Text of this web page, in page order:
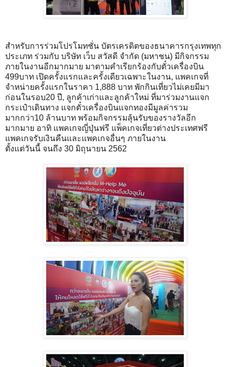
สำหรับการร่วมโปรโมทชั่น บัตรเครดิตของธนาคารกรุงเทพทุก
ประเภท ร่วมกับ บริษัท เว็บ สวัสดี จำกัด (มหาชน) มีกิจกรรม
ภายในงานอีกมากมาย มาตามคำเรียกร้องกับตั๋วเครื่องบิน
499บาท เปิดครั้งแรกและครั้งเดียวเฉพาะในงาน, แพคเกจที่
จำหน่ายครั้งแรกในราคา 1,888 บาท พักกินเที่ยวไม่เคยมีมา
ก่อนในรอบ20 ปี, ลูกค้าเก่าและลูกค้าใหม่ ที่มาร่วมงานแจก
กระเป๋าเดินทาง แจกตั๋วเครื่องบินแจกทองมีมูลค่ารวม
มากกว่า10 ล้านบาท พร้อมกิจกรรมลุ้นรับของรางวัลอีก
มากมาย อาทิ แพคเกจญี่ปุ่นฟรี แพ็คเกจเที่ยวต่างประเทศฟรี
แพคเกจรับเงินคืนและแพคเกจอื่นๆ ภายในงาน
ตั้งแต่วันนี้ จนถึง 30 มิถุนายน 2562